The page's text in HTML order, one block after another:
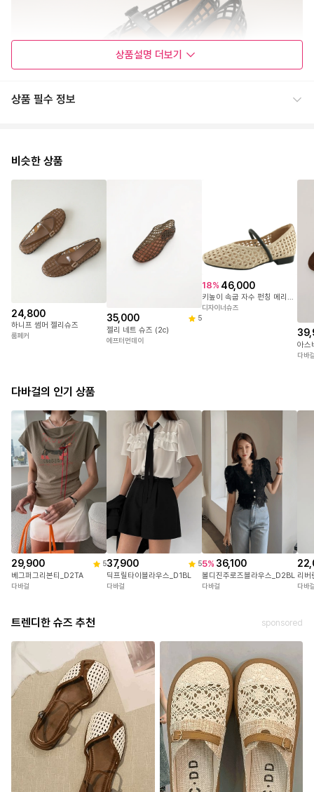
상품설명 더보기
상품 필수 정보
비슷한 상품
24,800
하니프 썸머 젤리슈즈
룸페커
35,000 5
젤리 네트 슈즈 (2c)
에프터먼데이
18% 46,000
키높이 속굽 자수 펀칭 메리제인 플랫 펌프스 5cm 베이지
디자이너슈즈
다바
다바걸의 인기 상품
29,900 5
베그퍼그리본티_D2TA
다바걸
37,900 5
딕프릴타이블라우스_D1BL
다바걸
5% 36,100
볼디진주로즈블라우스_D2BL
다바걸
리버
다바
트렌디한 슈즈 추천 sponsored